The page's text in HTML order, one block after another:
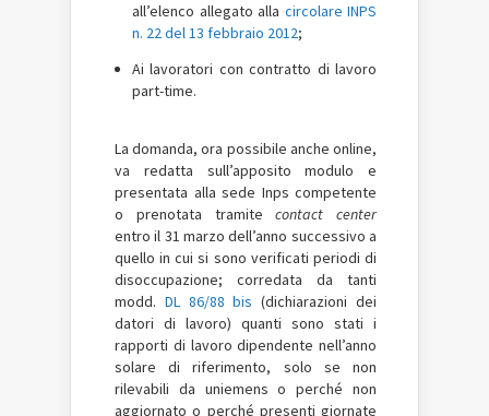
all’elenco allegato alla circolare INPS
n. 22 del 13 febbraio 2012;
Ai lavoratori con contratto di lavoro
part-time.
La domanda, ora possibile anche online,
va redatta sull’apposito modulo e
presentata alla sede Inps competente
o prenotata tramitecontact center
entro il 31 marzo dell’anno successivo a
quello in cui si sono verificati periodi di
disoccupazione; corredata da tanti
modd. DL 86/88 bis (dichiarazioni dei
datori di lavoro) quanti sono stati i
rapporti di lavoro dipendente nell’anno
solare di riferimento, solo se non
rilevabili da uniemens o perché non
aggiornato o perché presenti giornate